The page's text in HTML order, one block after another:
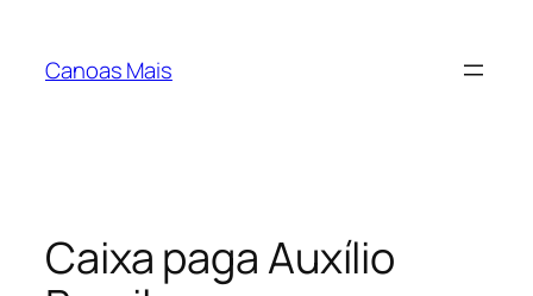
Canoas Mais
Caixa paga Auxílio